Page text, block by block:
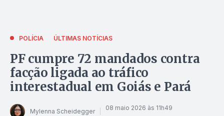
POLÍCIA ÚLTIMAS NOTÍCIAS
PF cumpre 72 mandados contra
facção ligada ao tráfico
interestadual em Goiás e Pará
Mylenna Scheidegger 08 maio 2026 às 11h49